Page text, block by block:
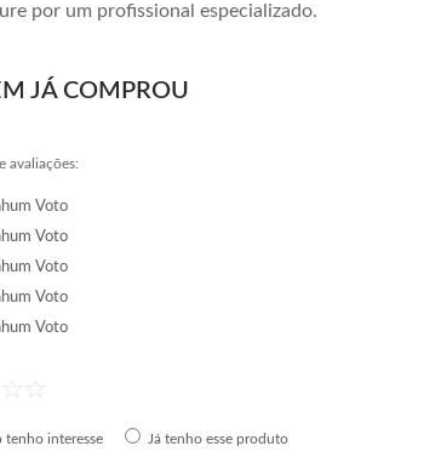
por um profissional especializado.
JÁ COMPROU
avaliações:
Voto
Voto
Voto
Voto
Voto
tenho interesse Já tenho esse produto